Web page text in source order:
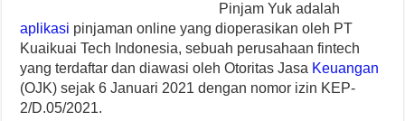
Pinjam Yuk adalah
aplikasi pinjaman online yang dioperasikan oleh PT
Kuaikuai Tech Indonesia, sebuah perusahaan fintech
yang terdaftar dan diawasi oleh Otoritas Jasa Keuangan
(OJK) sejak 6 Januari 2021 dengan nomor izin KEP-
2/D.05/2021.